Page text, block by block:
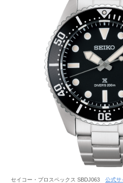
セイコー・プロスペックス SBDJ063 公式サ